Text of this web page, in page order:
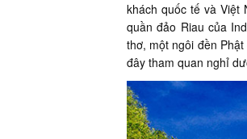
khách quốc tế và Việt
quần đảo Riau của
thơ, một ngôi đền
đây tham quan nghỉ